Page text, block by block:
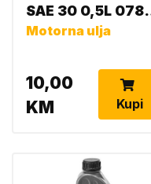
SAE 30 0,5L 0781
309 2001
Motorna ulja
10,00
KM
Kupi